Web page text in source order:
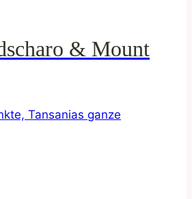
& Mount
Tansanias ganze